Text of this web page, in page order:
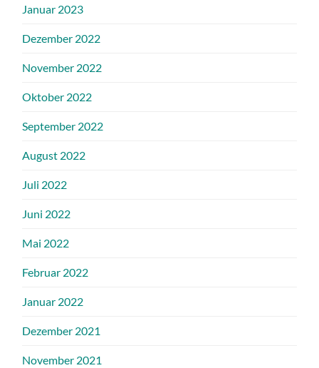
Januar 2023
Dezember 2022
November 2022
Oktober 2022
September 2022
August 2022
Juli 2022
Juni 2022
Mai 2022
Februar 2022
Januar 2022
Dezember 2021
November 2021